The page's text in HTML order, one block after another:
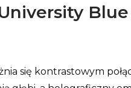
się kontrastowym